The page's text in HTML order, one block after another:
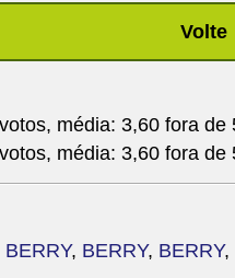
Volte
BERRY, BERRY, BERRY,